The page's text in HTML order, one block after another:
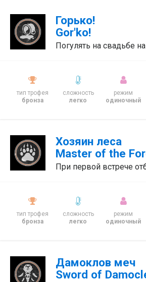
Горько!
Gor'ko!
Погулять на свадьбе
тип трофея
бронза
сложность
легко
режим
одиночный
Хозяин леса
Master of the
При первой встрече
тип трофея
бронза
сложность
легко
режим
одиночный
Дамоклов меч
Sword of